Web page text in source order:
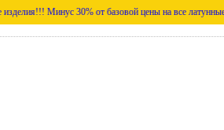
Минус 30% от базовой цены на все латунные изделия!!!